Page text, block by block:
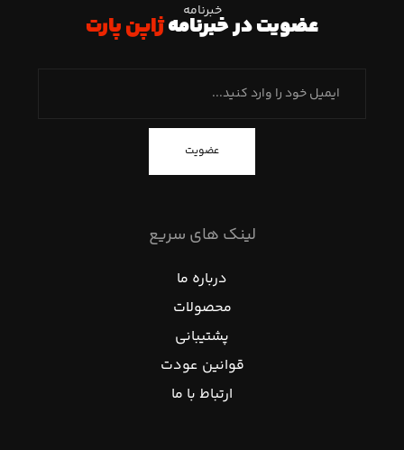
خبرنامه
عضویت در خبرنامهژاپن پارت
عضویت
لینک های سریع
درباره ما
محصولات
پشتیبانی
قوانین عودت
ارتباط با ما